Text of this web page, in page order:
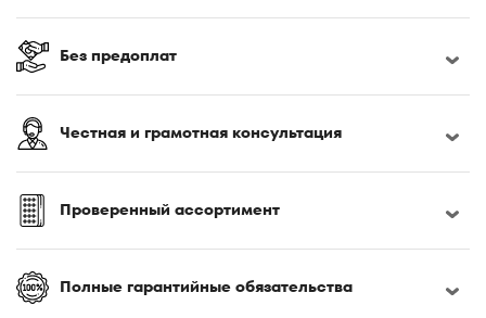
180x210
180x220
185x200
190x200
200x190
200x195
200x200
200x210
Без предоплат
Честная и грамотная консультация
Проверенный ассортимент
Полные гарантийные обязательства